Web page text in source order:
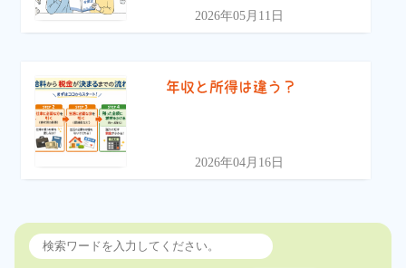
2026年05月11日
年収と所得は違う？
2026年04月16日